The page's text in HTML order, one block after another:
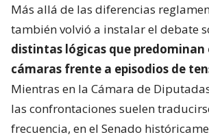
Más allá de las diferencias
también volvió a instalar el debate
distintas lógicas que predominan
cámaras frente a episodios de
Mientras en la Cámara de
las confrontaciones suelen
frecuencia, en el Senado